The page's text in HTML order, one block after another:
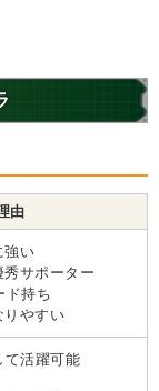
由
強い
秀サポーター
ド持ち
りやすい
て活躍可能